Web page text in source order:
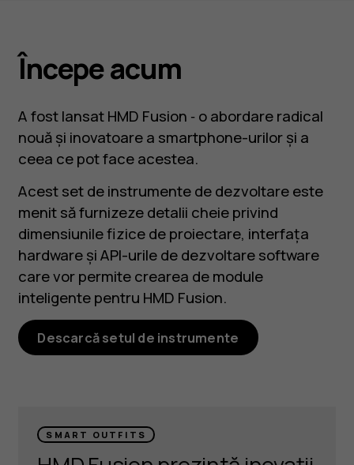
Începe acum
A fost lansat HMD Fusion ‑ o abordare radical
nouă și inovatoare a smartphone-urilor și a
ceea ce pot face acestea.
Acest set de instrumente de dezvoltare este
menit să furnizeze detalii cheie privind
dimensiunile fizice de proiectare, interfața
hardware și API-urile de dezvoltare software
care vor permite crearea de module
inteligente pentru HMD Fusion.
Descarcă setul de instrumente
SMART OUTFITS